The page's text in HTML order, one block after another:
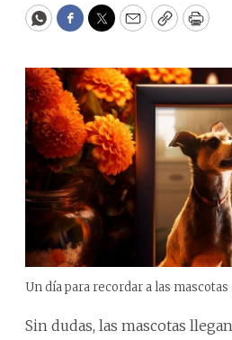
WhatsApp
Facebook
Twitter
EmailCopyPrint
Un día para recordar a las mascotas
Sin dudas, las mascotas